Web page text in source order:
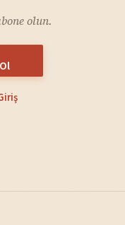
olun.